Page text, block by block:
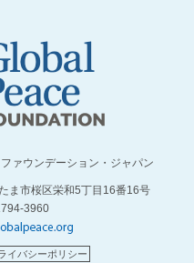
ァウンデーション・ジャパン
ま市桜区栄和5丁目16番16号
3960
イバシーポリシー